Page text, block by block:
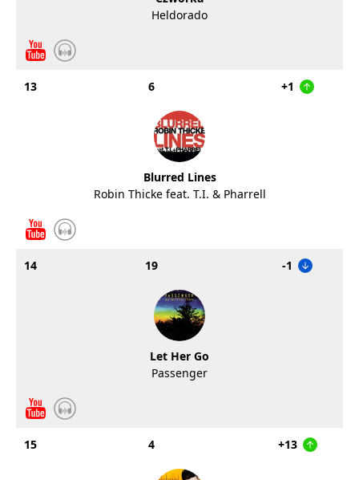
Heldorado
13 6 +1
Blurred Lines
Robin Thicke feat. T.I. & Pharrell
14 19 -1
Let Her Go
Passenger
15 4 +13